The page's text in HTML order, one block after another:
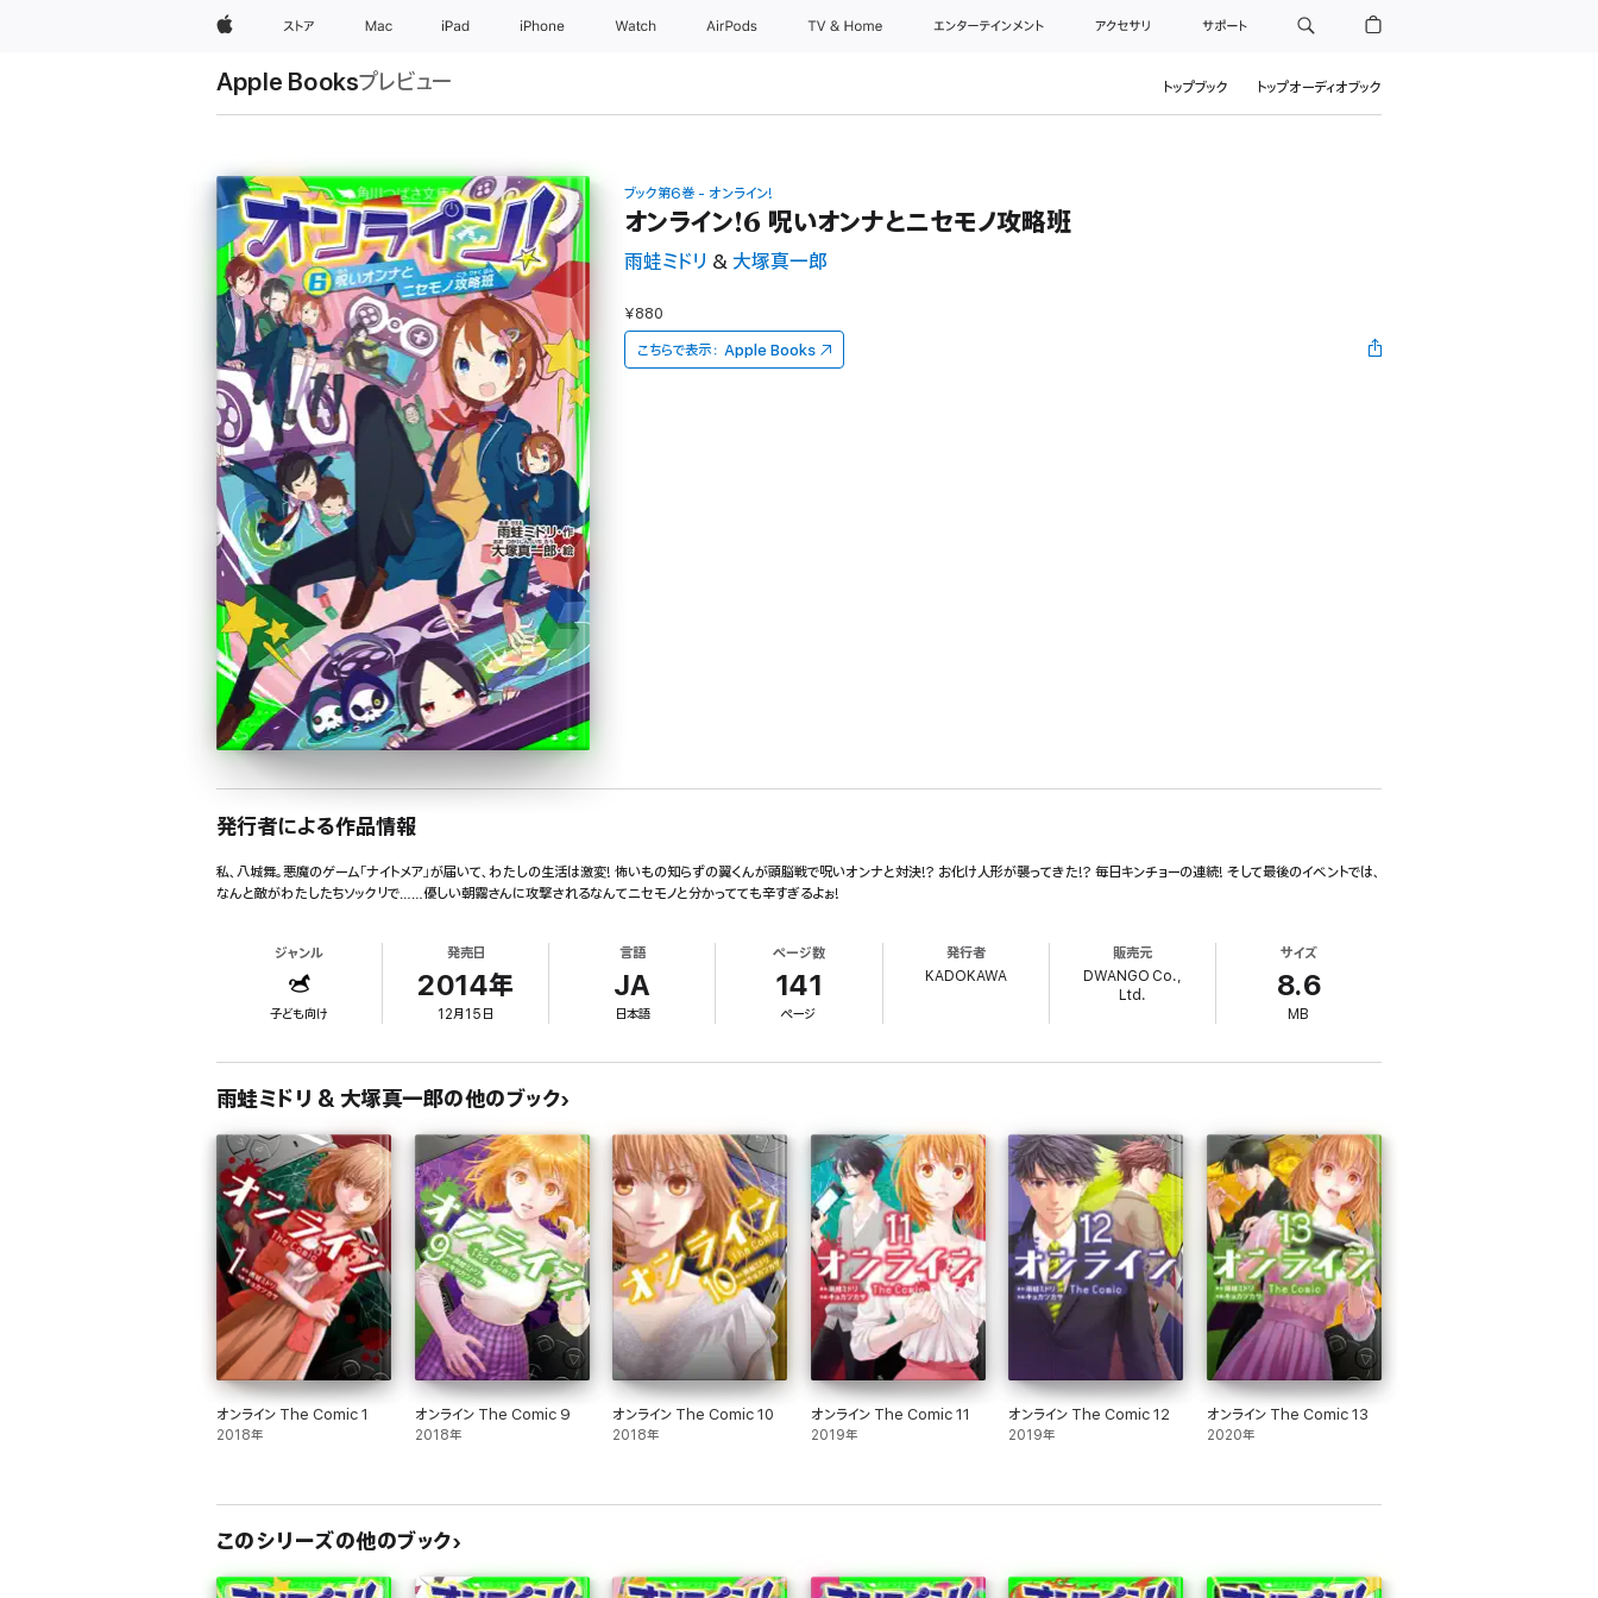
Appleストア Mac iPad iPhone Watch AirPods TV & Home エンターテインメント アクセサリ サポート
Apple Booksプレビュー トップブック トップオーディオブック
ブック第6巻 - オンライン!
オンライン!6 呪いオンナとニセモノ攻略班
雨蛙ミドリ &大塚真一郎
¥880
こちらで表示： Apple Books
発行者による作品情報
私、八城舞。悪魔のゲーム「ナイトメア」が届いて、わたしの生活は激変! 怖いもの知らずの翼くんが頭脳戦で呪いオンナと対決!? お化け人形が襲ってきた!? 毎日キンチョーの連続! そして最後のイベントでは、
なんと敵がわたしたちソックリで……優しい朝霧さんに攻撃されるなんてニセモノと分かってても辛すぎるよぉ!
ジャンル
子ども向け
発売日
2014年
12月15日
言語
JA
日本語
ページ数
141
ページ
発行者
KADOKAWA
販売元
DWANGO Co.,
Ltd.
サイズ
8.6
MB
雨蛙ミドリ & 大塚真一郎の他のブック
オンライン The Comic 1
2018年
オンライン The Comic 9
2018年
オンライン The Comic 10
2018年
オンライン The Comic 11
2019年
オンライン The Comic 12
2019年
オンライン The Comic 13
2020年
このシリーズの他のブック